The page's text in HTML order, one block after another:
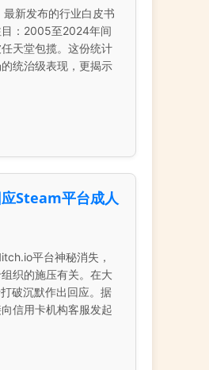
新发布的行业白皮书
：2005至2024年间
天堂包揽。这份统计
统治级表现，更揭示
Steam平台成人
平台神秘消失，
织的施压有关。在大
破沉默作出回应。据
信用卡机构客服发起